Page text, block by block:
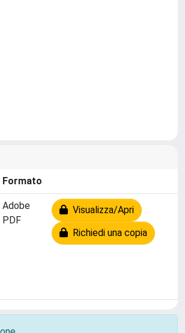
Formato
Adobe
PDF
Visualizza/Apri
Richiedi una copia